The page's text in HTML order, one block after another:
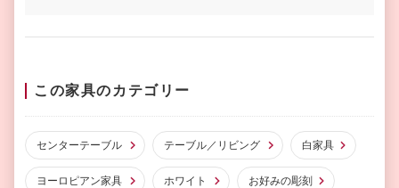
この家具のカテゴリー
センターテーブル テーブル／リビング 白家具
ヨーロピアン家具 ホワイト お好みの彫刻